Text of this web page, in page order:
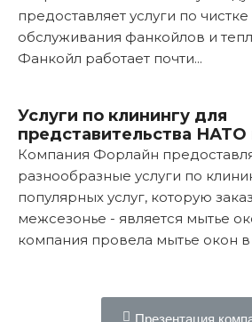
предоставляет услуги по
обслуживания фанкойлов и
Фанкойл работает почти...
Услуги по клинингу для
представительства НАТО
Компания Форлайн
разнообразные услуги по
популярных услуг, которую
межсезонье - является мытье
компания провела мытье окон в
Презентация